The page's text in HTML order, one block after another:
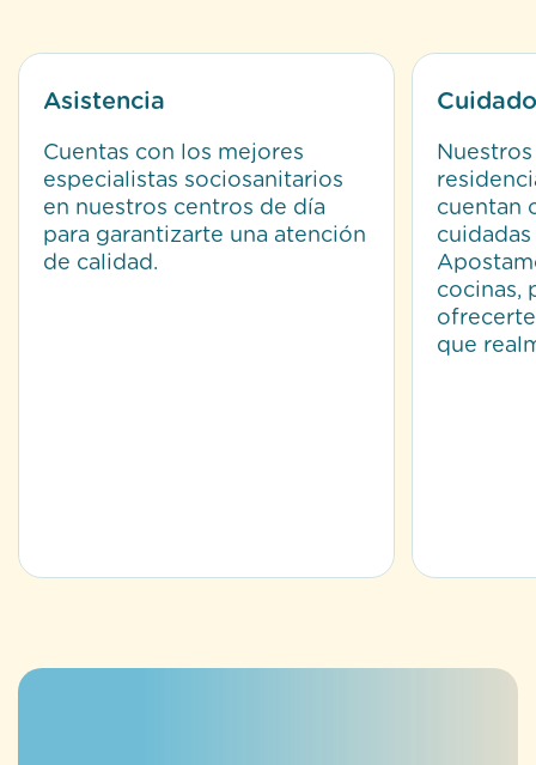
Asistencia
Cuentas con los mejores
especialistas sociosanitarios
en nuestros centros de día
para garantizarte una atención
de calidad.
cuentan
cocinas,
que